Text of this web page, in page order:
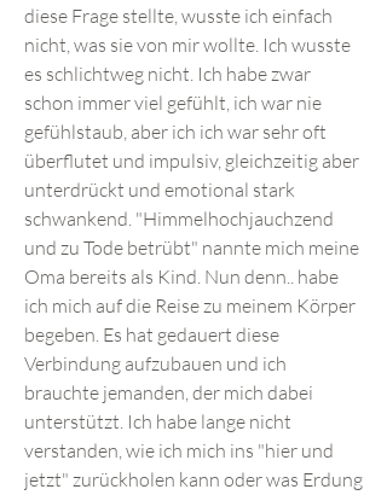
diese Frage stellte, wusste ich einfach
nicht, was sie von mir wollte. Ich wusste
es schlichtweg nicht. Ich habe zwar
schon immer viel gefühlt, ich war nie
gefühlstaub, aber ich ich war sehr oft
überflutet und impulsiv, gleichzeitig aber
unterdrückt und emotional stark
schwankend. "Himmelhochjauchzend
und zu Tode betrübt" nannte mich meine
Oma bereits als Kind. Nun denn.. habe
ich mich auf die Reise zu meinem Körper
begeben. Es hat gedauert diese
Verbindung aufzubauen und ich
brauchte jemanden, der mich dabei
unterstützt. Ich habe lange nicht
verstanden, wie ich mich ins "hier und
jetzt" zurückholen kann oder was Erdung